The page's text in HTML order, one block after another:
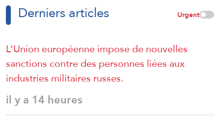
Derniers articles Urgent
L’Union européenne impose de nouvelles
sanctions contre des personnes liées aux
industries militaires russes.
il y a 14 heures